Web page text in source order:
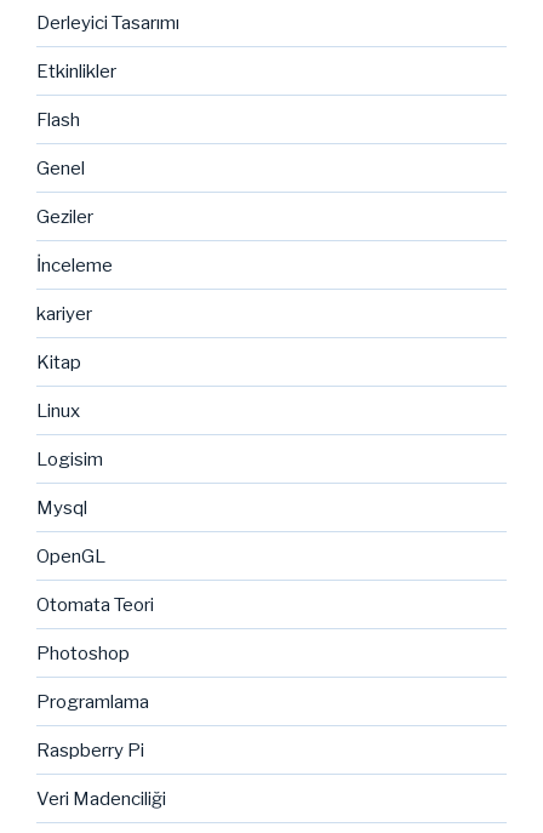
Derleyici Tasarımı
Etkinlikler
Flash
Genel
Geziler
İnceleme
kariyer
Kitap
Linux
Logisim
Mysql
OpenGL
Otomata Teori
Photoshop
Programlama
Raspberry Pi
Veri Madenciliği